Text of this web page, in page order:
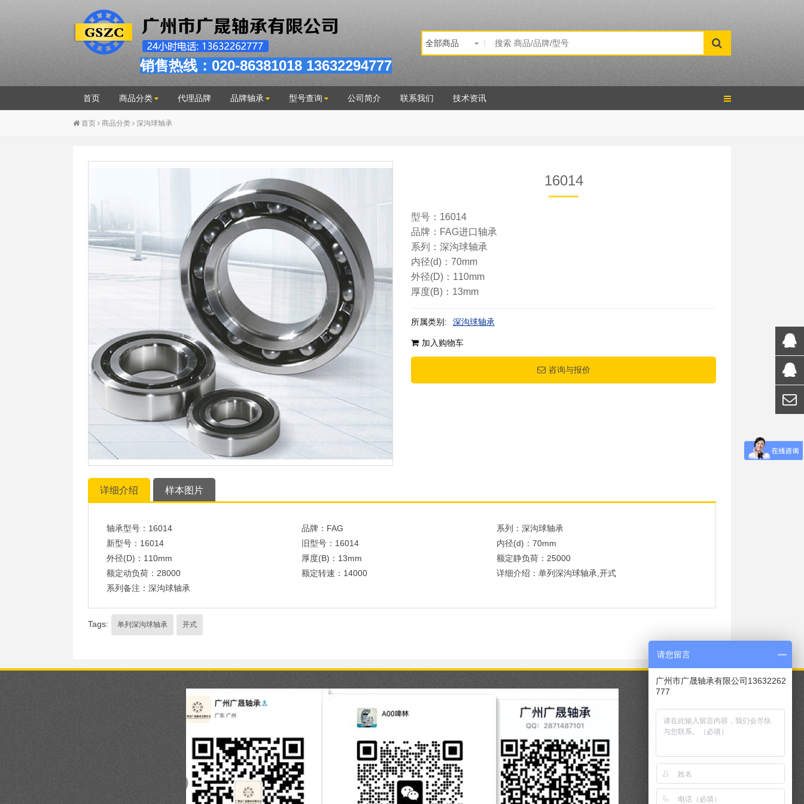
销售热线：020-86381018 13632294777
首页 商品分类 代理品牌 品牌轴承 型号查询 公司简介 联系我们 技术资讯
首页 商品分类 深沟球轴承
16014
型号：16014
品牌：FAG进口轴承
系列：深沟球轴承
内径(d)：70mm
外径(D)：110mm
厚度(B)：13mm
所属类别: 深沟球轴承
加入购物车
咨询与报价
详细介绍 样本图片
轴承型号：16014 品牌：FAG
系列：深沟球轴承
新型号：16014
旧型号：16014
内径(d)：70mm
外径(D)：110mm
厚度(B)：13mm
额定静负荷：25000
额定动负荷：28000
额定转速：14000
详细介绍：单列深沟球轴承,开式
系列备注：深沟球轴承
Tags: 单列深沟球轴承 开式
请您留言
广州市广晟轴承有限公司13632262
777